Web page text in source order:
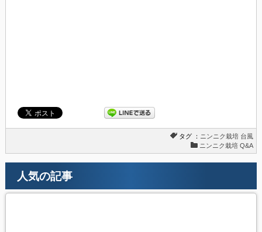
タグ ： ニンニク栽培 台風
ニンニク栽培 Q&A
人気の記事